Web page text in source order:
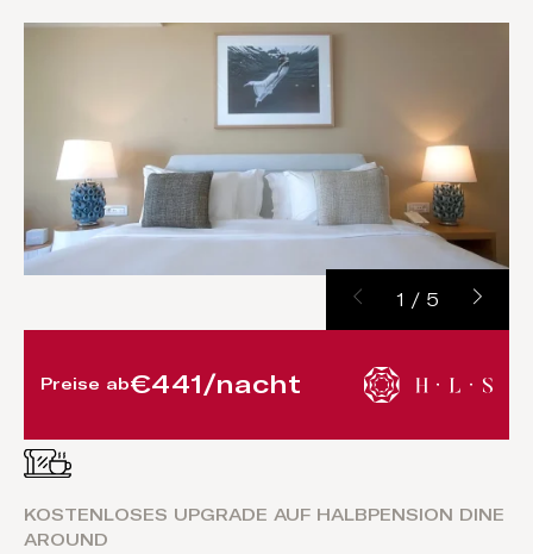
KOSTENLOSES UPGRADE AUF HALBPENSION DINE
AROUND
1 / 5
Preise ab€441/nacht